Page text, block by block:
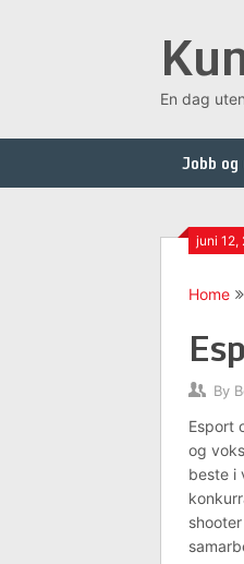
En dag
Jobb
juni 12,
Home
By
Esport
og
beste i